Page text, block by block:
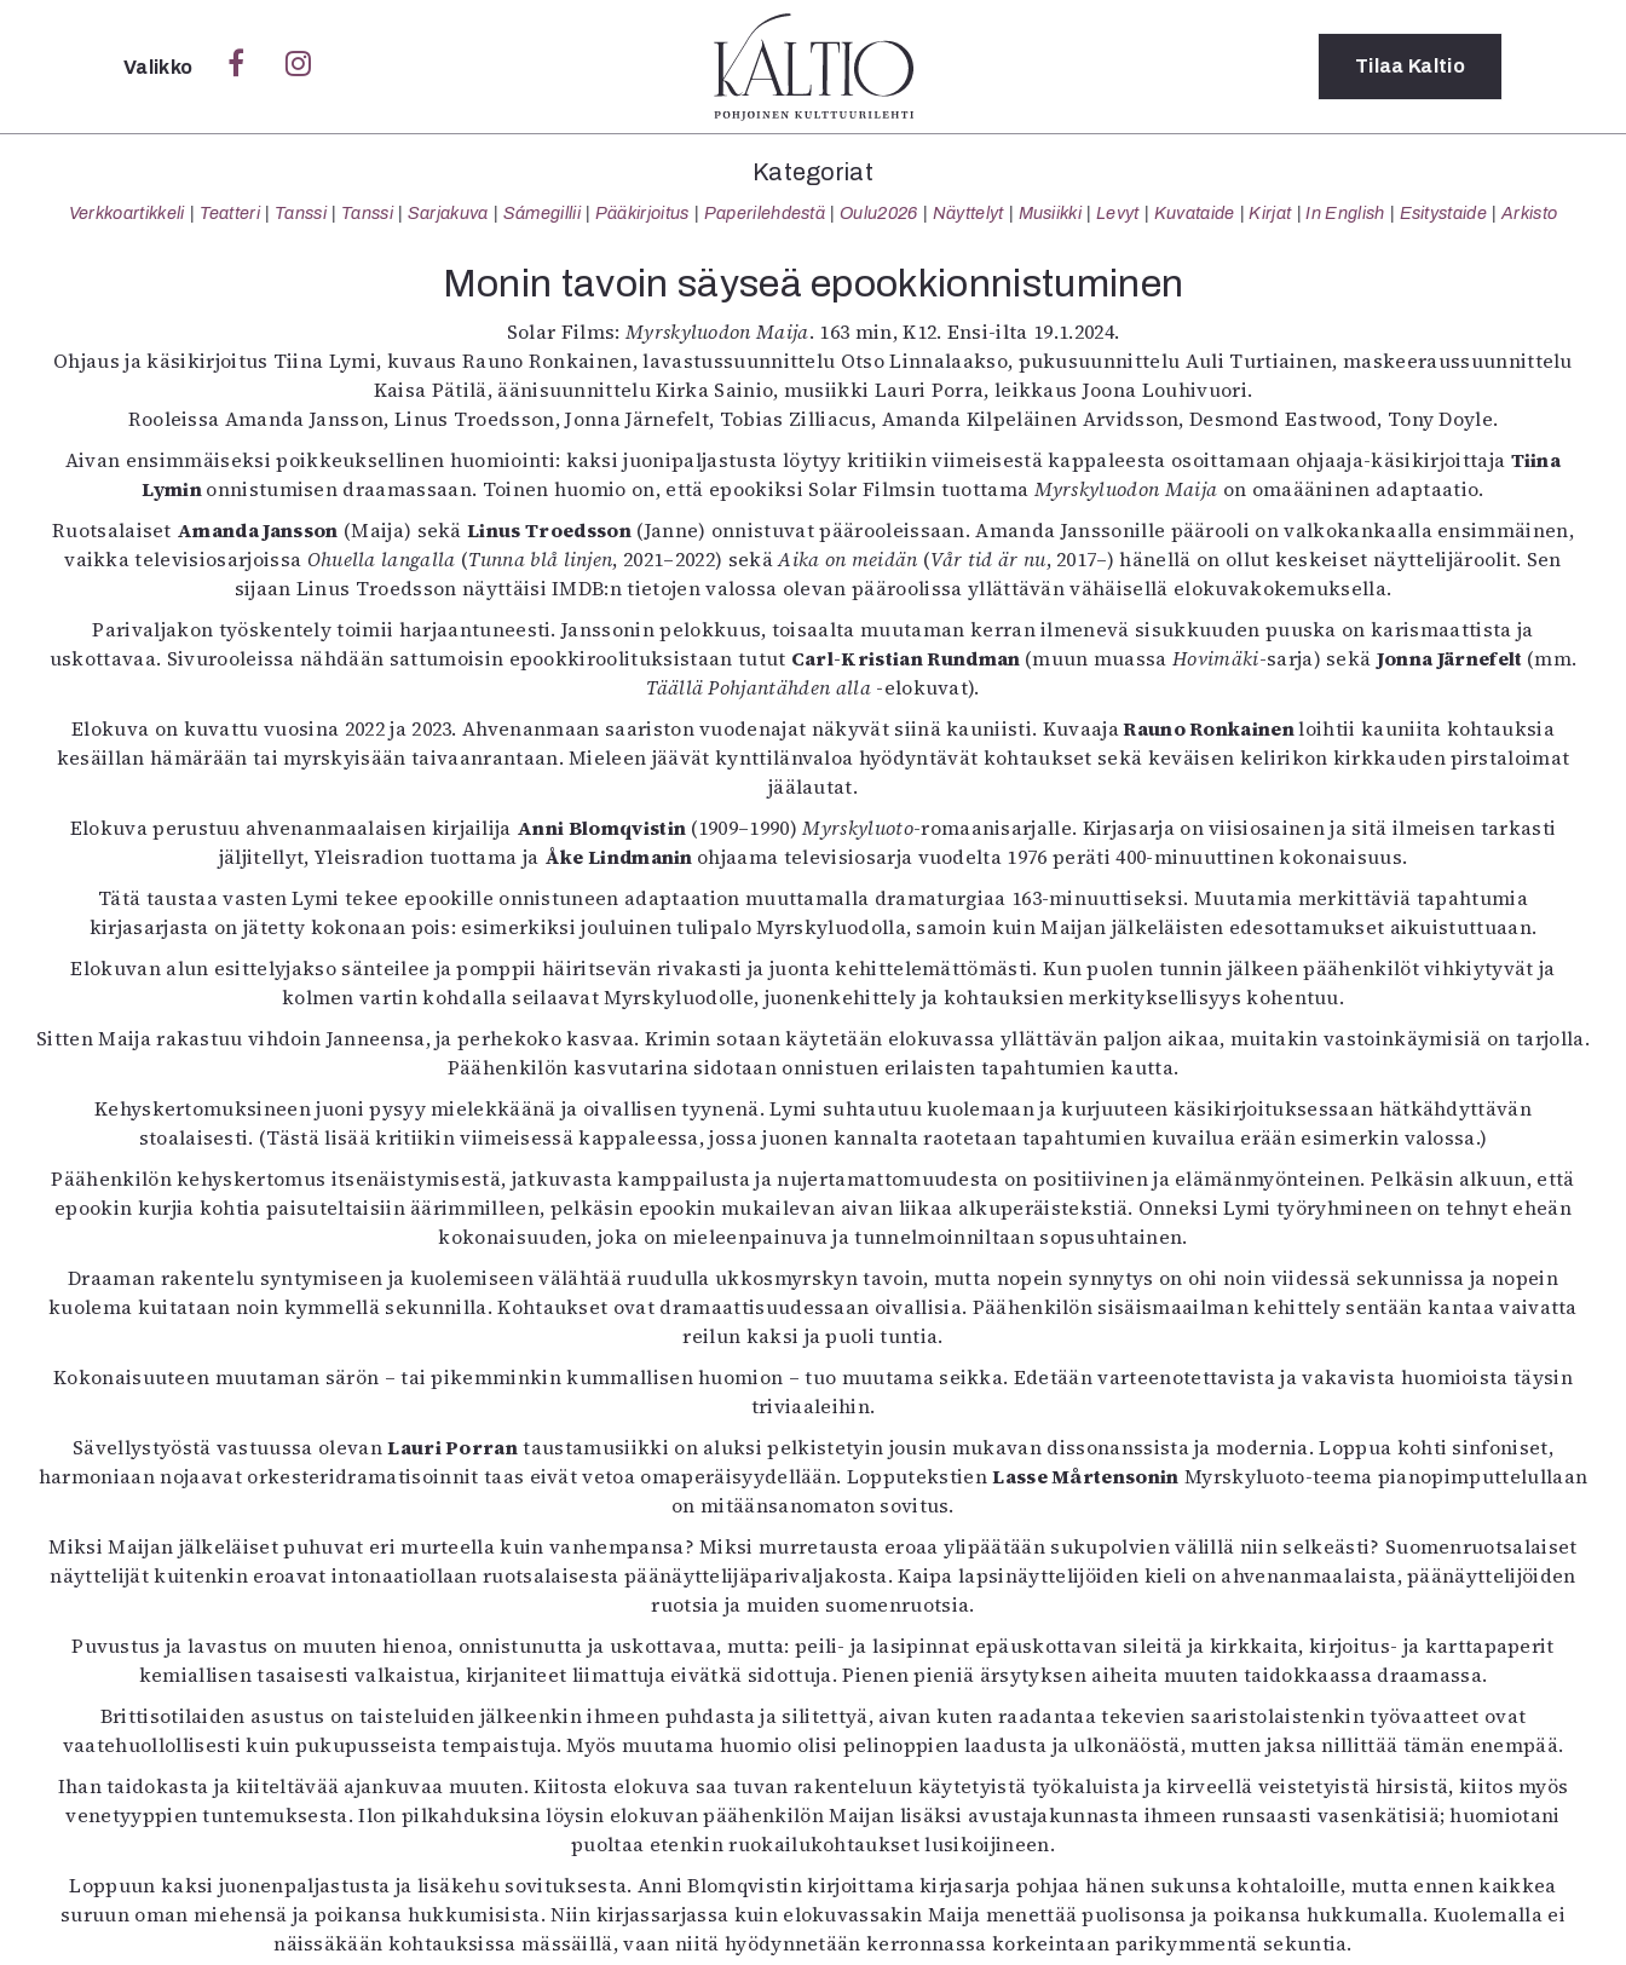
Sulje
Verkkoartikkeli
Tanssi
Tanssi
Sarjakuva
Sámegillii
Pääkirjoitus
Paperilehdestä
Näyttelyt
Musiikki
Levyt
Kuvataide
Kirjat
In English
Esitystaide
Lehdet
4/2026
1/2026
6/2025
5/2025 saame
5/2025
Lehtiarkisto
Tilaus ja
Yhteistyössä
Toimitus
Mediatiedot
Kaltio ry
Valikko Tilaa Kaltio
Kategoriat
Verkkoartikkeli Teatteri Tanssi Tanssi Sarjakuva Sámegillii Pääkirjoitus Paperilehdestä Oulu2026 Näyttelyt Musiikki Levyt Kuvataide Kirjat In English Esitystaide Arkisto
Monin tavoin säyseä epookkionnistuminen
Solar Films: Myrskyluodon Maija. 163 min, K12. Ensi-ilta 19.1.2024.
Ohjaus ja käsikirjoitus Tiina Lymi, kuvaus Rauno Ronkainen, lavastussuunnittelu Otso Linnalaakso, pukusuunnittelu Auli Turtiainen, maskeeraussuunnittelu
Kaisa Pätilä, äänisuunnittelu Kirka Sainio, musiikki Lauri Porra, leikkaus Joona Louhivuori.
Rooleissa Amanda Jansson, Linus Troedsson, Jonna Järnefelt, Tobias Zilliacus, Amanda Kilpeläinen Arvidsson, Desmond Eastwood, Tony Doyle.
Aivan ensimmäiseksi poikkeuksellinen huomiointi: kaksi juonipaljastusta löytyy kritiikin viimeisestä kappaleesta osoittamaan ohjaaja-käsikirjoittaja Tiina
Lyminonnistumisen draamassaan. Toinen huomio on, että epookiksi Solar Filmsin tuottama Myrskyluodon Maija on omaääninen adaptaatio.
Ruotsalaiset Amanda Jansson (Maija) sekäLinus Troedsson(Janne) onnistuvat päärooleissaan. Amanda Janssonille päärooli on valkokankaalla ensimmäinen,
vaikka televisiosarjoissa Ohuella langalla (Tunna blå linjen, 2021–2022) sekäAika on meidän (Vår tid är nu, 2017–) hänellä on ollut keskeiset näyttelijäroolit. Sen
sijaan Linus Troedsson näyttäisi IMDB:n tietojen valossa olevan pääroolissa yllättävän vähäisellä elokuvakokemuksella.
Parivaljakon työskentely toimii harjaantuneesti. Janssonin pelokkuus, toisaalta muutaman kerran ilmenevä sisukkuuden puuska on karismaattista ja
uskottavaa. Sivurooleissa nähdään sattumoisin epookkiroolituksistaan tutut Carl-Kristian Rundman (muun muassaHovimäki-sarja) sekä Jonna Järnefelt (mm.
Täällä Pohjantähden alla-elokuvat).
Elokuva on kuvattu vuosina 2022 ja 2023. Ahvenanmaan saariston vuodenajat näkyvät siinä kauniisti. KuvaajaRauno Ronkainenloihtii kauniita kohtauksia
kesäillan hämärään tai myrskyisään taivaanrantaan. Mieleen jäävät kynttilänvaloa hyödyntävät kohtaukset sekä keväisen kelirikon kirkkauden pirstaloimat
jäälautat.
Elokuva perustuu ahvenanmaalaisen kirjailija Anni Blomqvistin (1909–1990)Myrskyluoto-romaanisarjalle. Kirjasarja on viisiosainen ja sitä ilmeisen tarkasti
jäljitellyt, Yleisradion tuottama ja Åke Lindmanin ohjaama televisiosarja vuodelta 1976 peräti 400-minuuttinen kokonaisuus.
Tätä taustaa vasten Lymi tekee epookille onnistuneen adaptaation muuttamalla dramaturgiaa 163-minuuttiseksi. Muutamia merkittäviä tapahtumia
kirjasarjasta on jätetty kokonaan pois: esimerkiksi jouluinen tulipalo Myrskyluodolla, samoin kuin Maijan jälkeläisten edesottamukset aikuistuttuaan.
Elokuvan alun esittelyjakso sänteilee ja pomppii häiritsevän rivakasti ja juonta kehittelemättömästi. Kun puolen tunnin jälkeen päähenkilöt vihkiytyvät ja
kolmen vartin kohdalla seilaavat Myrskyluodolle, juonenkehittely ja kohtauksien merkityksellisyys kohentuu.
Sitten Maija rakastuu vihdoin Janneensa, ja perhekoko kasvaa. Krimin sotaan käytetään elokuvassa yllättävän paljon aikaa, muitakin vastoinkäymisiä on tarjolla.
Päähenkilön kasvutarina sidotaan onnistuen erilaisten tapahtumien kautta.
Kehyskertomuksineen juoni pysyy mielekkäänä ja oivallisen tyynenä. Lymi suhtautuu kuolemaan ja kurjuuteen käsikirjoituksessaan hätkähdyttävän
stoalaisesti. (Tästä lisää kritiikin viimeisessä kappaleessa, jossa juonen kannalta raotetaan tapahtumien kuvailua erään esimerkin valossa.)
Päähenkilön kehyskertomus itsenäistymisestä, jatkuvasta kamppailusta ja nujertamattomuudesta on positiivinen ja elämänmyönteinen. Pelkäsin alkuun, että
epookin kurjia kohtia paisuteltaisiin äärimmilleen, pelkäsin epookin mukailevan aivan liikaa alkuperäistekstiä. Onneksi Lymi työryhmineen on tehnyt eheän
kokonaisuuden, joka on mieleenpainuva ja tunnelmoinniltaan sopusuhtainen.
Draaman rakentelu syntymiseen ja kuolemiseen välähtää ruudulla ukkosmyrskyn tavoin, mutta nopein synnytys on ohi noin viidessä sekunnissa ja nopein
kuolema kuitataan noin kymmellä sekunnilla. Kohtaukset ovat dramaattisuudessaan oivallisia. Päähenkilön sisäismaailman kehittely sentään kantaa vaivatta
reilun kaksi ja puoli tuntia.
Kokonaisuuteen muutaman särön – tai pikemminkin kummallisen huomion – tuo muutama seikka. Edetään varteenotettavista ja vakavista huomioista täysin
triviaaleihin.
Sävellystyöstä vastuussa olevanLauri Porrantaustamusiikki on aluksi pelkistetyin jousin mukavan dissonanssista ja modernia. Loppua kohti sinfoniset,
harmoniaan nojaavat orkesteridramatisoinnit taas eivät vetoa omaperäisyydellään. LopputekstienLasse Mårtensonin Myrskyluoto-teema pianopimputtelullaan
on mitäänsanomaton sovitus.
Miksi Maijan jälkeläiset puhuvat eri murteella kuin vanhempansa? Miksi murretausta eroaa ylipäätään sukupolvien välillä niin selkeästi? Suomenruotsalaiset
näyttelijät kuitenkin eroavat intonaatiollaan ruotsalaisesta päänäyttelijäparivaljakosta. Kaipa lapsinäyttelijöiden kieli on ahvenanmaalaista, päänäyttelijöiden
ruotsia ja muiden suomenruotsia.
Puvustus ja lavastus on muuten hienoa, onnistunutta ja uskottavaa, mutta: peili- ja lasipinnat epäuskottavan sileitä ja kirkkaita, kirjoitus- ja karttapaperit
kemiallisen tasaisesti valkaistua, kirjaniteet liimattuja eivätkä sidottuja. Pienen pieniä ärsytyksen aiheita muuten taidokkaassa draamassa.
Brittisotilaiden asustus on taisteluiden jälkeenkin ihmeen puhdasta ja silitettyä, aivan kuten raadantaa tekevien saaristolaistenkin työvaatteet ovat
vaatehuollollisesti kuin pukupusseista tempaistuja. Myös muutama huomio olisi pelinoppien laadusta ja ulkonäöstä, mutten jaksa nillittää tämän enempää.
Ihan taidokasta ja kiiteltävää ajankuvaa muuten. Kiitosta elokuva saa tuvan rakenteluun käytetyistä työkaluista ja kirveellä veistetyistä hirsistä, kiitos myös
venetyyppien tuntemuksesta. Ilon pilkahduksina löysin elokuvan päähenkilön Maijan lisäksi avustajakunnasta ihmeen runsaasti vasenkätisiä; huomiotani
puoltaa etenkin ruokailukohtaukset lusikoijineen.
Loppuun kaksi juonenpaljastusta ja lisäkehu sovituksesta. Anni Blomqvistin kirjoittama kirjasarja pohjaa hänen sukunsa kohtaloille, mutta ennen kaikkea
suruun oman miehensä ja poikansa hukkumisista. Niin kirjassarjassa kuin elokuvassakin Maija menettää puolisonsa ja poikansa hukkumalla. Kuolemalla ei
näissäkään kohtauksissa mässäillä, vaan niitä hyödynnetään kerronnassa korkeintaan parikymmentä sekuntia.